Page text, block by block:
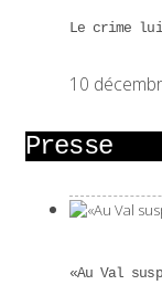
Le crime
10
Presse
«Au Val